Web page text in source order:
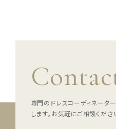
専門のドレスコーディネータ
します。 お気軽にご相談くださ